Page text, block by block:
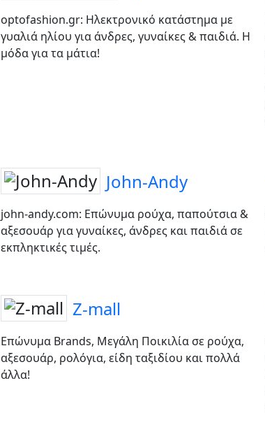
optofashion.gr: Ηλεκτρονικό κατάστημα με
γυαλιά ηλίου για άνδρες, γυναίκες & παιδιά. Η
μόδα για τα μάτια!
John-Andy
john-andy.com: Επώνυμα ρούχα, παπούτσια &
αξεσουάρ για γυναίκες, άνδρες και παιδιά σε
εκπληκτικές τιμές.
Z-mall
Επώνυμα Brands, Μεγάλη Ποικιλία σε ρούχα,
αξεσουάρ, ρολόγια, είδη ταξιδίου και πολλά
άλλα!